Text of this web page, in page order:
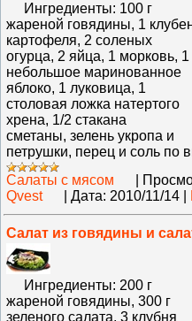
Ингредиенты: 100 г
жареной говядины, 1
картофеля, 2 соленых
огурца, 2 яйца, 1 морковь, 1
небольшое маринованное
яблоко, 1 луковица, 1
столовая ложка натертого
хрена, 1/2 стакана
сметаны, зелень укропа и
петрушки, перец и соль по
Салаты с мясом
Qvest
Дата: 2010/11/14
Салат из говядины и
Ингредиенты: 200 г
жареной говядины, 300 г
зеленого салата, 3 клубня